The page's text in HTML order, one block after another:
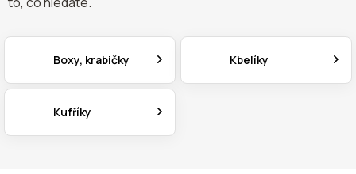
Boxy, krabičky Kbelíky
Kufříky